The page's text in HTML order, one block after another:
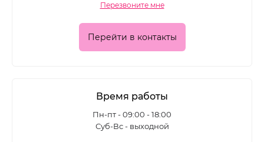
Ассортимент позволяет подобрать покрытие для
• глянцевые формулы с глубоким блеском
• матовые лаки для современного
минималистичного эффекта
Перезвоните мне
Перейти в контакты
Время работы
Пн-пт - 09:00 - 18:00
Суб-Вс - выходной